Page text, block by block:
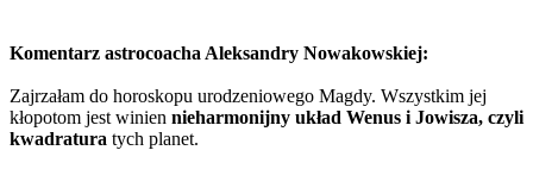
Komentarz astrocoacha Aleksandry Nowakowskiej:
Zajrzałam do horoskopu urodzeniowego Magdy. Wszystkim jej
kłopotom jest winien nieharmonijny układ Wenus i Jowisza, czyli
kwadratura tych planet.